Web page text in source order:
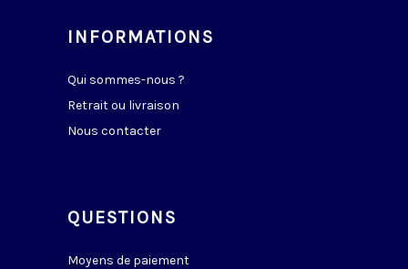
INFORMATIONS
Qui sommes-nous ?
Retrait ou livraison
Nous contacter
QUESTIONS
Moyens de paiement